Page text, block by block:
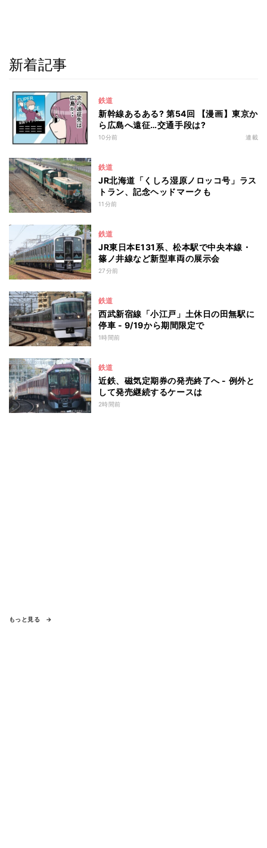
新着記事
鉄道
新幹線あるある? 第54回 【漫画】東京か
ら広島へ遠征…交通手段は?
10分前 連載
鉄道
JR北海道「くしろ湿原ノロッコ号」ラス
トラン、記念ヘッドマークも
11分前
鉄道
JR東日本E131系、松本駅で中央本線・
篠ノ井線など新型車両の展示会
27分前
鉄道
西武新宿線「小江戸」土休日の田無駅に
停車 - 9/19から期間限定で
1時間前
鉄道
近鉄、磁気定期券の発売終了へ - 例外と
して発売継続するケースは
2時間前
もっと見る